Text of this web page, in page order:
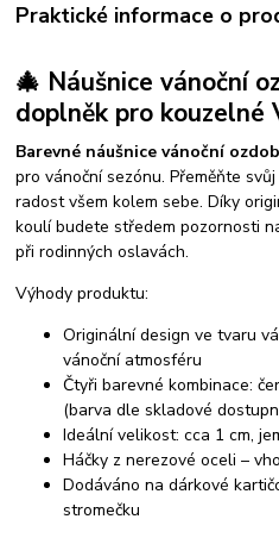
Praktické informace o
🎄 Náušnice vánoční
doplněk pro kouzelné
Barevné náušnice vánoční
pro vánoční sezónu. Přeměňte
radost všem kolem sebe. Díky
koulí budete středem pozornosti
při rodinných oslavách.
Výhody produktu:
Originální design ve tvaru
vánoční atmosféru
Čtyři barevné kombinace:
(barva dle skladové
Ideální velikost: cca 1 cm,
Háčky z nerezové oceli –
Dodáváno na dárkové
stromečku